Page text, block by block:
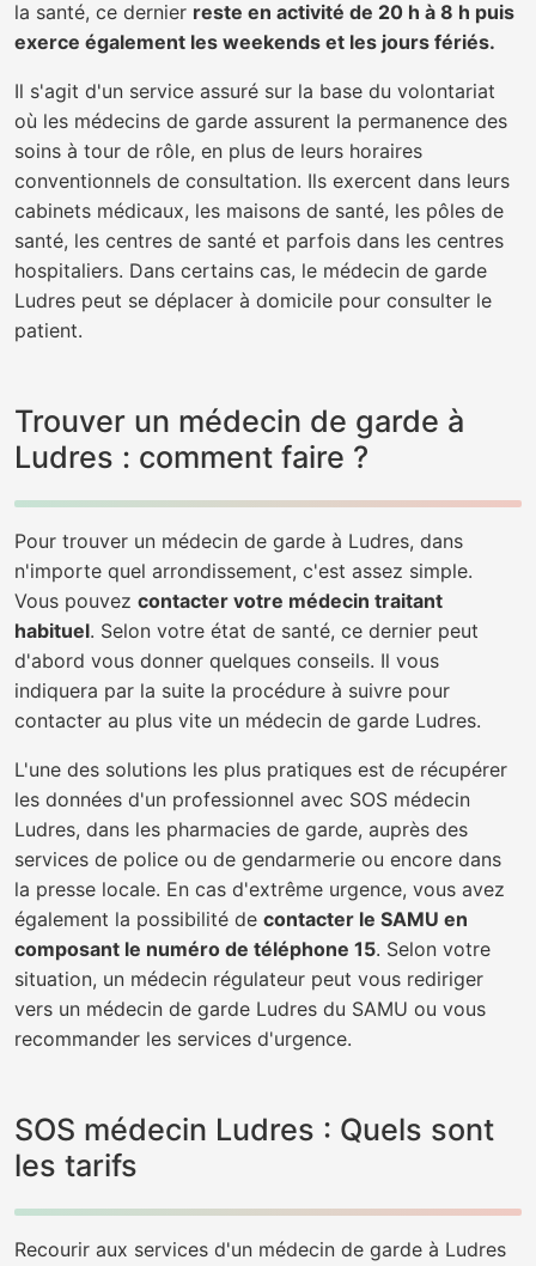
la santé, ce dernier reste en activité de 20 h à 8 h puis
exerce également les weekends et les jours fériés.
Il s'agit d'un service assuré sur la base du volontariat
où les médecins de garde assurent la permanence des
soins à tour de rôle, en plus de leurs horaires
conventionnels de consultation. Ils exercent dans leurs
cabinets médicaux, les maisons de santé, les pôles de
santé, les centres de santé et parfois dans les centres
hospitaliers. Dans certains cas, le médecin de garde
Ludres peut se déplacer à domicile pour consulter le
patient.
Trouver un médecin de garde à
Ludres : comment faire ?
Pour trouver un médecin de garde à Ludres, dans
n'importe quel arrondissement, c'est assez simple.
Vous pouvez contacter votre médecin traitant
habituel. Selon votre état de santé, ce dernier peut
d'abord vous donner quelques conseils. Il vous
indiquera par la suite la procédure à suivre pour
contacter au plus vite un médecin de garde Ludres.
L'une des solutions les plus pratiques est de récupérer
les données d'un professionnel avec SOS médecin
Ludres, dans les pharmacies de garde, auprès des
services de police ou de gendarmerie ou encore dans
la presse locale. En cas d'extrême urgence, vous avez
également la possibilité de contacter le SAMU en
composant le numéro de téléphone 15. Selon votre
situation, un médecin régulateur peut vous rediriger
vers un médecin de garde Ludres du SAMU ou vous
recommander les services d'urgence.
SOS médecin Ludres : Quels sont
les tarifs
Recourir aux services d'un médecin de garde à Ludres